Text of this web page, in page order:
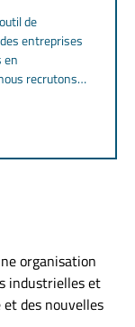
de
entreprises
en
recrutons
organisation
industrielles et
des nouvelles